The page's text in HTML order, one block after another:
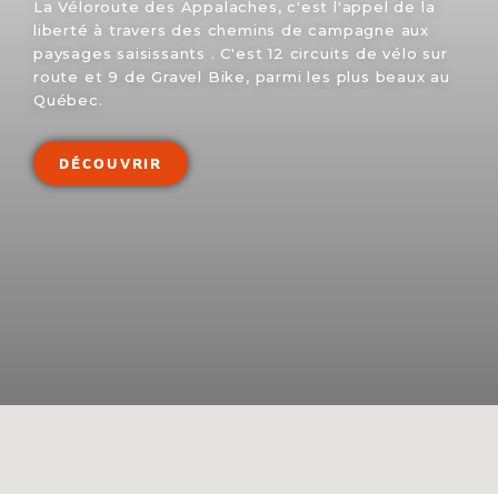
La Véloroute des Appalaches, c'est l'appel de la
liberté à travers des chemins de campagne aux
paysages saisissants . C'est 12 circuits de vélo sur
route et 9 de Gravel Bike, parmi les plus beaux au
Québec.
DÉCOUVRIR